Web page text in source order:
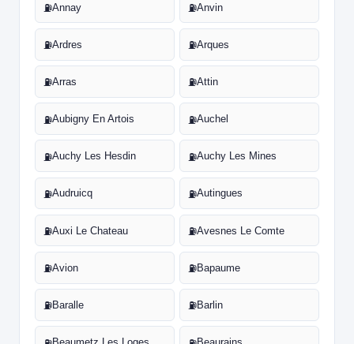
⛽Annay ⛽Anvin
⛽Ardres ⛽Arques
⛽Arras ⛽Attin
⛽Aubigny En Artois ⛽Auchel
⛽Auchy Les Hesdin ⛽Auchy Les Mines
⛽Audruicq ⛽Autingues
⛽Auxi Le Chateau ⛽Avesnes Le Comte
⛽Avion ⛽Bapaume
⛽Baralle ⛽Barlin